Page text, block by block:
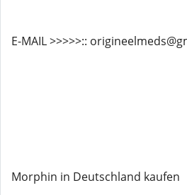
E-MAIL >>>>>::
Morphin in Deutschland kaufen